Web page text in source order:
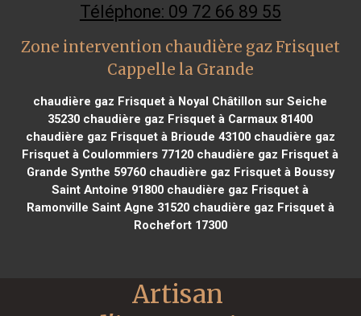
Téléphone: 09 72 66 89 55
Zone intervention chaudière gaz Frisquet
Cappelle la Grande
chaudière gaz Frisquet à Noyal Châtillon sur Seiche
35230 chaudière gaz Frisquet à Carmaux 81400
chaudière gaz Frisquet à Brioude 43100chaudière gaz
Frisquet à Coulommiers 77120 chaudière gaz Frisquet à
Grande Synthe 59760chaudière gaz Frisquet à Boussy
Saint Antoine 91800 chaudière gaz Frisquet à
Ramonville Saint Agne 31520chaudière gaz Frisquet à
Rochefort 17300
Artisan